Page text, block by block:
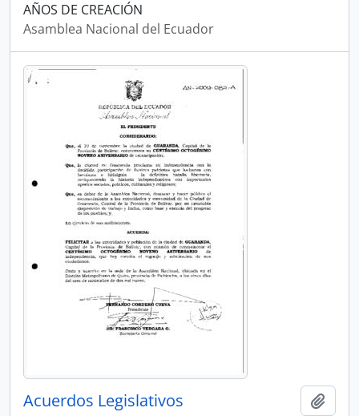
AÑOS DE CREACIÓN
Asamblea Nacional del Ecuador
Acuerdos Legislativos